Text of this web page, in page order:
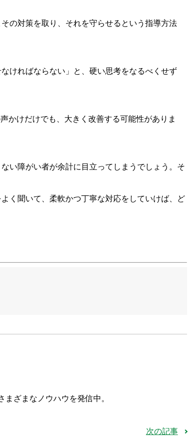
の対策を取り、それを守らせるという指導方法
ければならない」と、硬い思考をなるべくせず
けだけでも、大きく改善する可能性がありま
い障がい者が余計に目立ってしまうでしょう。そ
く聞いて、柔軟かつ丁寧な対応をしていけば、ど
ざまなノウハウを発信中。
次の記事